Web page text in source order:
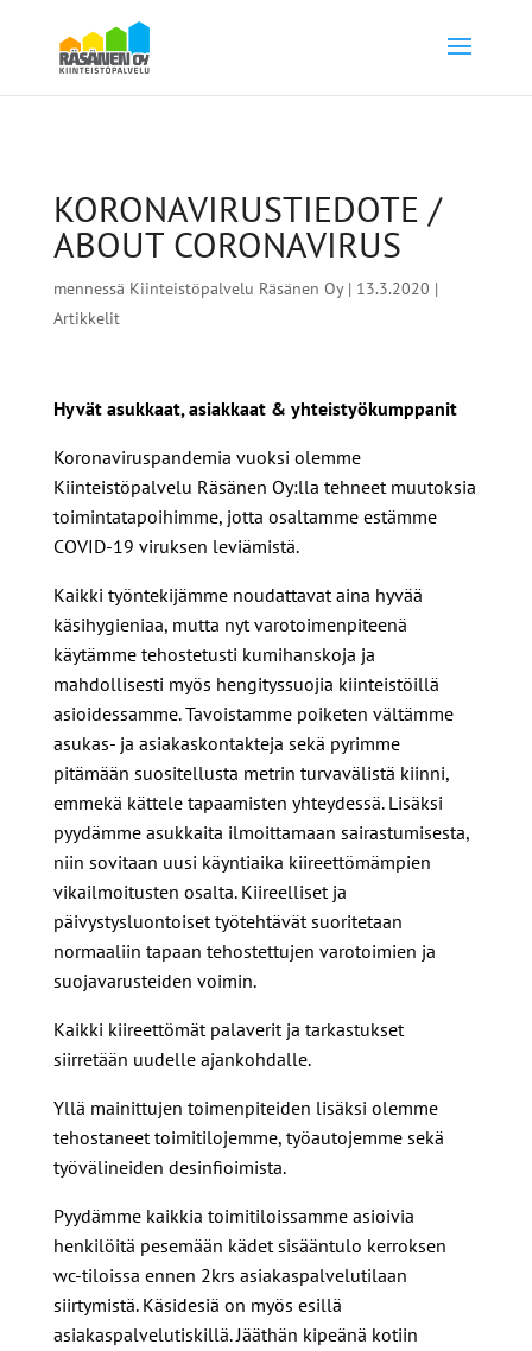
KORONAVIRUSTIEDOTE /
ABOUT CORONAVIRUS
mennessä Kiinteistöpalvelu Räsänen Oy| 13.3.2020 |
Artikkelit
Hyvät asukkaat, asiakkaat & yhteistyökumppanit
Koronaviruspandemia vuoksi olemme
Kiinteistöpalvelu Räsänen Oy:lla tehneet muutoksia
toimintatapoihimme, jotta osaltamme estämme
COVID-19 viruksen leviämistä.
Kaikki työntekijämme noudattavat aina hyvää
käsihygieniaa, mutta nyt varotoimenpiteenä
käytämme tehostetusti kumihanskoja ja
mahdollisesti myös hengityssuojia kiinteistöillä
asioidessamme. Tavoistamme poiketen vältämme
asukas- ja asiakaskontakteja sekä pyrimme
pitämään suositellusta metrin turvavälistä kiinni,
emmekä kättele tapaamisten yhteydessä. Lisäksi
pyydämme asukkaita ilmoittamaan sairastumisesta,
niin sovitaan uusi käyntiaika kiireettömämpien
vikailmoitusten osalta. Kiireelliset ja
päivystysluontoiset työtehtävät suoritetaan
normaaliin tapaan tehostettujen varotoimien ja
suojavarusteiden voimin.
Kaikki kiireettömät palaverit ja tarkastukset
siirretään uudelle ajankohdalle.
Yllä mainittujen toimenpiteiden lisäksi olemme
tehostaneet toimitilojemme, työautojemme sekä
työvälineiden desinfioimista.
Pyydämme kaikkia toimitiloissamme asioivia
henkilöitä pesemään kädet sisääntulo kerroksen
wc-tiloissa ennen 2krs asiakaspalvelutilaan
siirtymistä. Käsidesiä on myös esillä
asiakaspalvelutiskillä. Jääthän kipeänä kotiin